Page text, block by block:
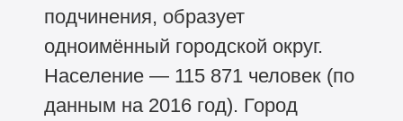
подчинения, образует
одноимённый городской округ.
Население — 115 871 человек (по
данным на 2016 год). Город